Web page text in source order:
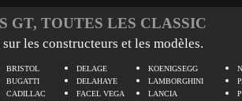
GT, TOUTES LES CLASSIC
les constructeurs et les modèles.
BRISTOL
BUGATTI
CADILLAC
DELAGE
DELAHAYE
FACEL VEGA
KOENIGSEGG
LAMBORGHINI
LANCIA